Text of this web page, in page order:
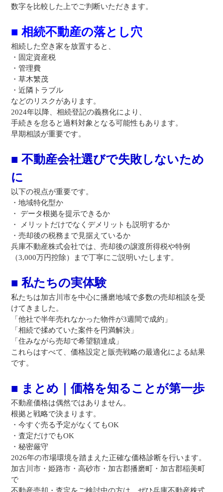
数字を比較した上でご判断いただきます。
■ 相続不動産の落とし穴
相続した空き家を放置すると、
・固定資産税
・管理費
・草木繁茂
・近隣トラブル
などのリスクがあります。
2024年以降、相続登記の義務化により、
手続きを怠ると過料対象となる可能性もあります。
早期相談が重要です。
■ 不動産会社選びで失敗しないため
に
以下の視点が重要です。
・地域特化型か
・ データ根拠を提示できるか
・ メリットだけでなくデメリットも説明するか
・売却後の税務まで見据えているか
兵庫不動産株式会社では、売却後の譲渡所得税や特例
（3,000万円控除）まで丁寧にご説明いたします。
■ 私たちの実体験
私たちは加古川市を中心に播磨地域で多数の売却相談を受
けてきました。
「他社で半年売れなかった物件が3週間で成約」
「相続で揉めていた案件を円満解決」
「住みながら売却で希望額達成」
これらはすべて、価格設定と販売戦略の最適化による結果
です。
■ まとめ｜価格を知ることが第一歩
不動産価格は偶然ではありません。
根拠と戦略で決まります。
・今すぐ売る予定がなくてもOK
・査定だけでもOK
・秘密厳守
2026年の市場環境を踏まえた正確な価格診断を行います。
加古川市・姫路市・高砂市・加古郡播磨町・加古郡稲美町
で